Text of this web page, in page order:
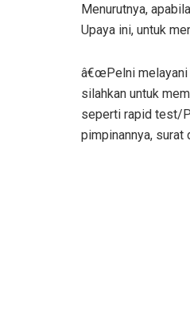
Menurutnya,
Upaya ini, untuk
â€œPelni melayani
silahkan untuk
seperti rapid test/
pimpinannya, surat